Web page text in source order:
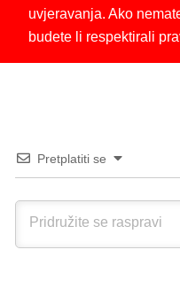
uvjeravanja. Ako
budete li respektirali
Pretplatiti se